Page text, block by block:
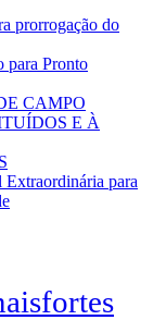
prorrogação do
para Pronto
CAMPO
E À
para